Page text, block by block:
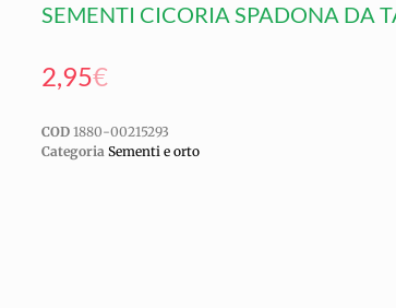
SEMENTI CICORIA SPADONA DA
2,95€
COD 1880-00215293
Categoria Sementi e orto